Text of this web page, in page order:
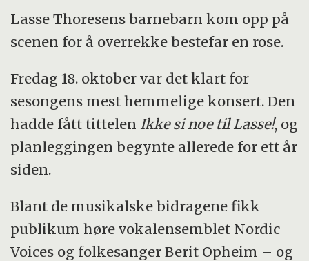
Lasse Thoresens barnebarn kom opp på
scenen for å overrekke bestefar en rose.
Fredag 18. oktober var det klart for
sesongens mest hemmelige konsert. Den
hadde fått tittelen Ikke si noe til Lasse!, og
planleggingen begynte allerede for ett år
siden.
Blant de musikalske bidragene fikk
publikum høre vokalensemblet Nordic
Voices og folkesanger Berit Opheim – og